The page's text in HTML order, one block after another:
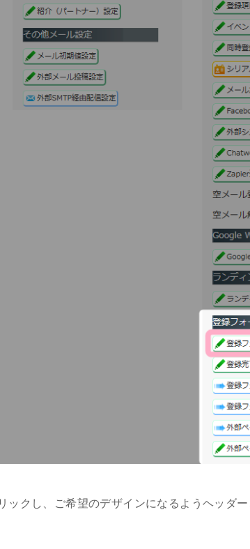
ックし、ご希望のデザインになるようヘッダ